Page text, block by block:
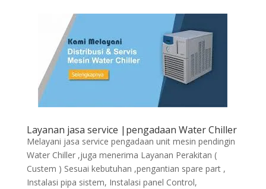
Layanan jasa service |pengadaan Water Chiller
Melayani jasa service pengadaan unit mesin pendingin
Water Chiller ,juga menerima Layanan Perakitan (
Custem ) Sesuai kebutuhan ,pengantian spare part ,
Instalasi pipa sistem, Instalasi panel Control,